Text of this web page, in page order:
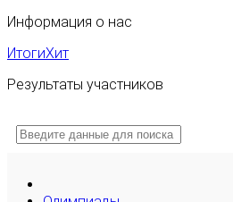
Информация о нас
ИтогиХит
Результаты участников